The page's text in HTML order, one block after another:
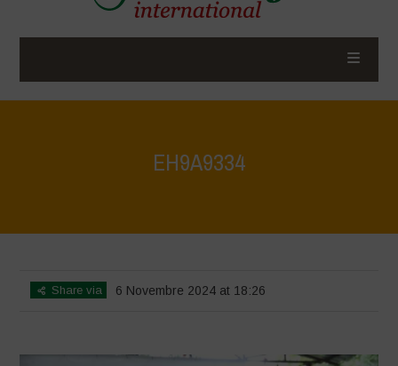
EH9A9334
Share via 6 Novembre 2024 at 18:26